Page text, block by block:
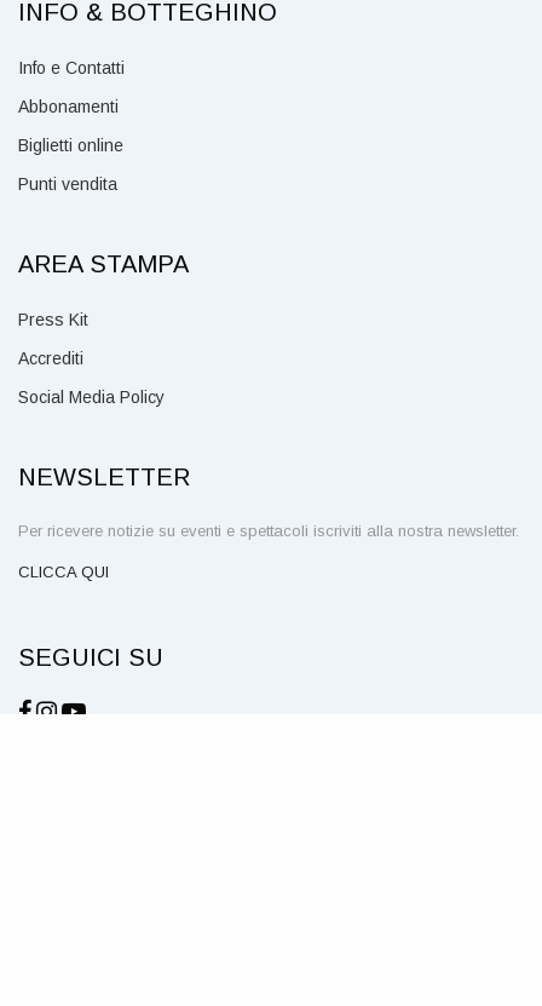
INFO & BOTTEGHINO
Info e Contatti
Abbonamenti
Biglietti online
Punti vendita
AREA STAMPA
Press Kit
Accrediti
Social Media Policy
NEWSLETTER
Per ricevere notizie su eventi e spettacoli iscriviti alla nostra newsletter.
CLICCA QUI
SEGUICI SU